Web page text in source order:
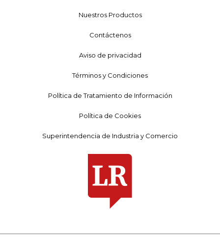
Nuestros Productos
Contáctenos
Aviso de privacidad
Términos y Condiciones
Política de Tratamiento de Información
Política de Cookies
Superintendencia de Industria y Comercio